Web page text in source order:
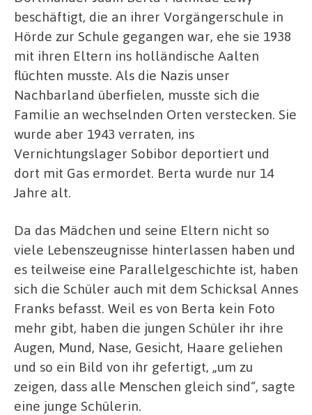
beschäftigt, die an ihrer Vorgängerschule in
Hörde zur Schule gegangen war, ehe sie 1938
mit ihren Eltern ins holländische Aalten
flüchten musste. Als die Nazis unser
Nachbarland überfielen, musste sich die
Familie an wechselnden Orten verstecken. Sie
wurde aber 1943 verraten, ins
Vernichtungslager Sobibor deportiert und
dort mit Gas ermordet. Berta wurde nur 14
Jahre alt.
Da das Mädchen und seine Eltern nicht so
viele Lebenszeugnisse hinterlassen haben und
es teilweise eine Parallelgeschichte ist, haben
sich die Schüler auch mit dem Schicksal Annes
Franks befasst. Weil es von Berta kein Foto
mehr gibt, haben die jungen Schüler ihr ihre
Augen, Mund, Nase, Gesicht, Haare geliehen
und so ein Bild von ihr gefertigt, „um zu
zeigen, dass alle Menschen gleich sind“, sagte
eine junge Schülerin.